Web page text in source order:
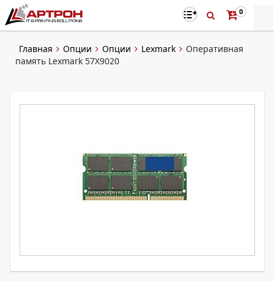
0
Главная Опции Опции Lexmark
Оперативная
память Lexmark 57X9020